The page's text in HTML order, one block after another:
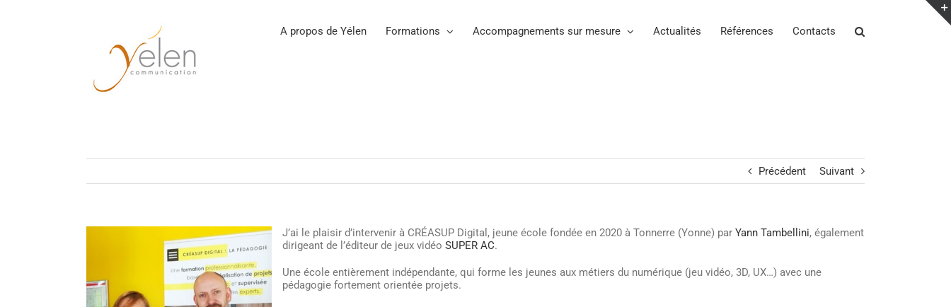
A propos de Yélen Formations Accompagnements sur mesure Actualités Références Contacts
Précédent Suivant
J’ai le plaisir d’intervenir à CRÉASUP Digital, jeune école fondée en 2020 à Tonnerre (Yonne) par Yann Tambellini, également
dirigeant de l’éditeur de jeux vidéo SUPER AC.
Une école entièrement indépendante, qui forme les jeunes aux métiers du numérique (jeu vidéo, 3D, UX…) avec une
pédagogie fortement orientée projets.